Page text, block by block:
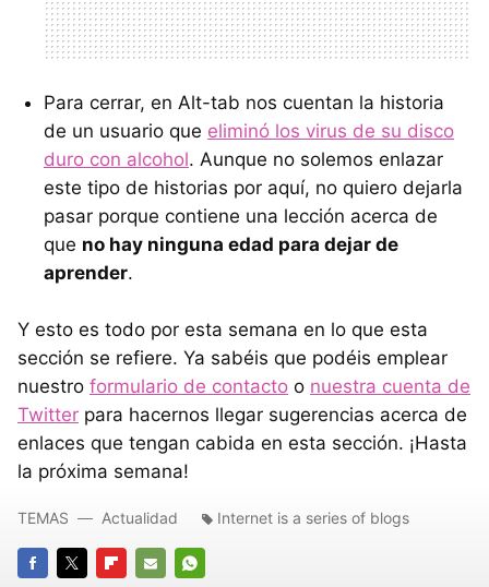
Para cerrar, en Alt-tab nos cuentan la historia
de un usuario que eliminó los virus de su disco
duro con alcohol. Aunque no solemos enlazar
este tipo de historias por aquí, no quiero dejarla
pasar porque contiene una lección acerca de
que no hay ninguna edad para dejar de
aprender.
Y esto es todo por esta semana en lo que esta
sección se refiere. Ya sabéis que podéis emplear
nuestro formulario de contacto o nuestra cuenta de
Twitter para hacernos llegar sugerencias acerca de
enlaces que tengan cabida en esta sección. ¡Hasta
la próxima semana!
TEMAS Actualidad Internet is a series of blogs